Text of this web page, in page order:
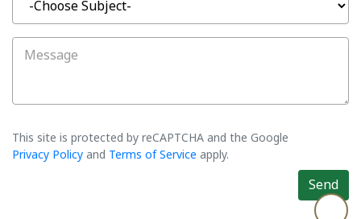
Message
This site is protected by reCAPTCHA and the Google
Privacy Policyand Terms of Service apply.
Send